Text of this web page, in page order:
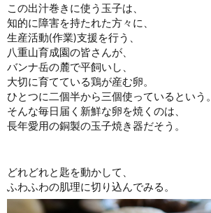
この出汁巻きに使う玉子は、
知的に障害を持たれた方々に、
生産活動(作業)支援を行う、
八重山育成園の皆さんが、
バンナ岳の麓で平飼いし、
大切に育てている鶏が産む卵。
ひとつに二個半から三個使っているという。
そんな毎日届く新鮮な卵を焼くのは、
長年愛用の銅製の玉子焼き器だそう。
どれどれと匙を動かして、
ふわふわの肌理に切り込んでみる。